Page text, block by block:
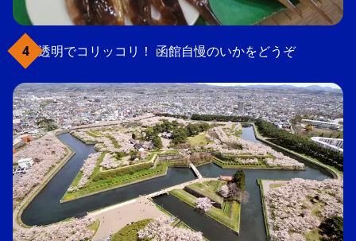
透明でコリッコリ！ 函館自慢のいかをどうぞ